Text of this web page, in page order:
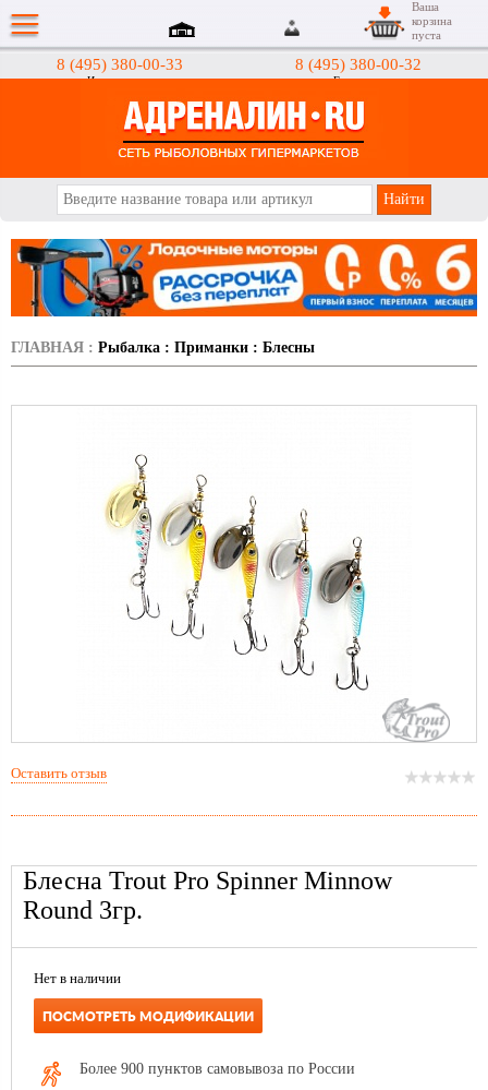
8 (495) 380-00-33
Интернет-магазин
8 (495) 380-00-32
Гипермаркеты
Ваша
корзина
пуста
ГЛАВНАЯ : Рыбалка : Приманки : Блесны
Блесна Trout Pro Spinner Minnow
Round 3гр.
Нет в наличии
ПОСМОТРЕТЬ МОДИФИКАЦИИ
Более 900 пунктов самовывоза по России
Оставить отзыв